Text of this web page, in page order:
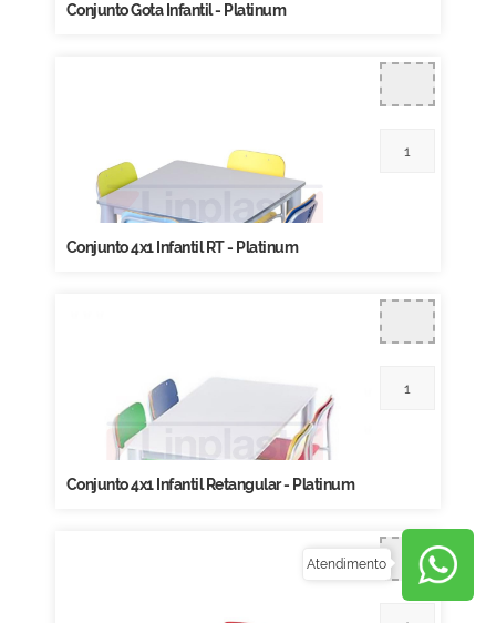
Conjunto Gota Infantil - Platinum
Conjunto 4x1 Infantil RT - Platinum
Conjunto 4x1 Infantil Retangular - Platinum
Atendimento